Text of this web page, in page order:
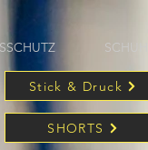
SCHUHE
Stick & Druck
SHORTS